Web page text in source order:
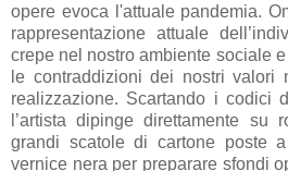
opere evoca l'attuale pandemia.
rappresentazione attuale
crepe nel nostro ambiente sociale
le contraddizioni dei nostri valori
realizzazione. Scartando i codici
l’artista dipinge direttamente
grandi scatole di cartone poste
vernice nera per preparare sfondi